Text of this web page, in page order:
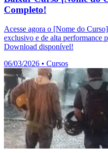
Completo!
Acesse agora o [Nome do
exclusivo e de alta performance
Download disponível!
06/03/2026 • Cursos